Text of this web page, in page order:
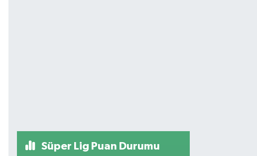
Süper Lig Puan Durumu